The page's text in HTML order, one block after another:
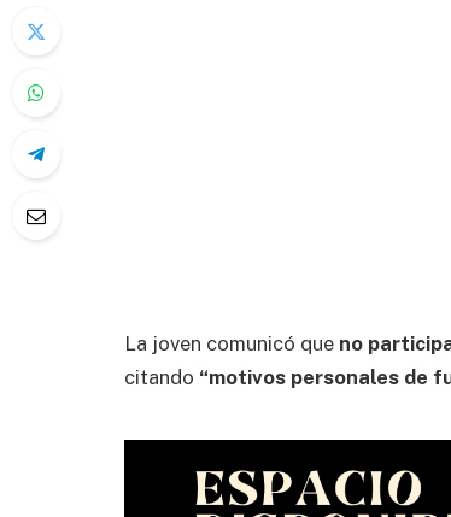
La joven comunicó que no
citando “motivos personales de